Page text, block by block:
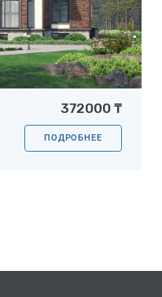
372000 ₸
ПОДРОБНЕЕ